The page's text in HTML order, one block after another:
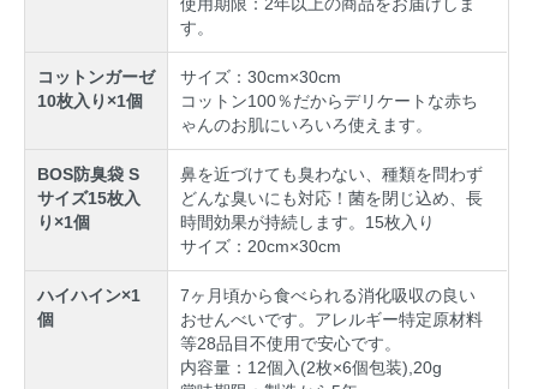
使用期限：2年以上の商品をお届けしま
す。
コットンガーゼ
10枚入り×1個
サイズ：30cm×30cm
コットン100％だからデリケートな赤ち
ゃんのお肌にいろいろ使えます。
BOS防臭袋 S
サイズ15枚入
り×1個
鼻を近づけても臭わない、種類を問わず
どんな臭いにも対応！菌を閉じ込め、長
時間効果が持続します。15枚入り
サイズ：20cm×30cm
ハイハイン×1
個
7ヶ月頃から食べられる消化吸収の良い
おせんべいです。アレルギー特定原材料
等28品目不使用で安心です。
内容量：12個入(2枚×6個包装),20g